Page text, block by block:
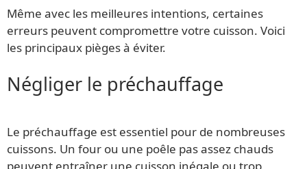
Même avec les meilleures intentions, certaines
erreurs peuvent compromettre votre cuisson. Voici
les principaux pièges à éviter.
Négliger le préchauffage
Le préchauffage est essentiel pour de nombreuses
cuissons. Un four ou une poêle pas assez chauds
peuvent entraîner une cuisson inégale ou trop